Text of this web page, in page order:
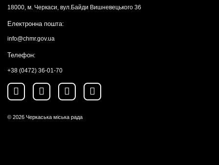
18000, м. Черкаси, вул.Байди Вишневецького 36
Електронна пошта:
info@chmr.gov.ua
Телефон:
+38 (0472) 36-01-70
© 2026 Черкаська міська рада